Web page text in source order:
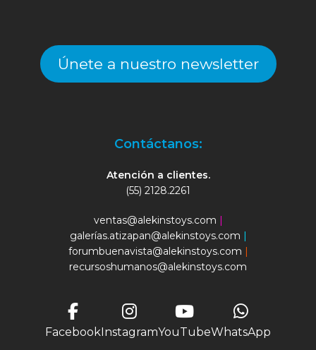
Únete a nuestro newsletter
Contáctanos:
Atención a clientes.
(55) 2128.2261
ventas@alekinstoys.com |
galerías.atizapan@alekinstoys.com |
forumbuenavista@alekinstoys.com |
recursoshumanos@alekinstoys.com
FacebookInstagramYouTubeWhatsApp